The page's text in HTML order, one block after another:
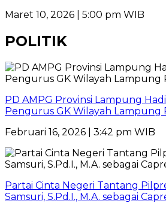
Maret 10, 2026 | 5:00 pm WIB
POLITIK
PD AMPG Provinsi Lampung
Pengurus GK Wilayah Lampung
Februari 16, 2026 | 3:42 pm WIB
Partai Cinta Negeri Tantang
Samsuri, S.Pd.I., M.A. sebagai